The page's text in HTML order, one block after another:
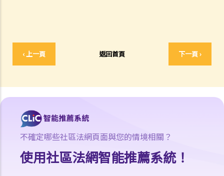
‹ 上一頁 返回首頁 下一頁 ›
法律援助
法律援助輔助計劃
逝者家屬
我的家人在意外中身亡。我可否代表死者展開人身傷亡訴訟？在控告犯
錯的一方之前，我需要依循甚麼程序？
損害賠償陳述書
不確定哪些社區法網頁面與您的情境相關？
使用社區法網智能推薦系統！